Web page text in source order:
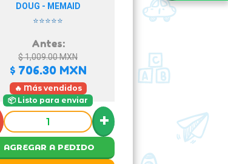
DOUG - MEMAID
⭐⭐⭐⭐⭐
Antes:
$ 1,009.00MXN
$ 706.30MXN
🔥 Más vendidos
📦 Listo para enviar
+
AGREGAR A PEDIDO